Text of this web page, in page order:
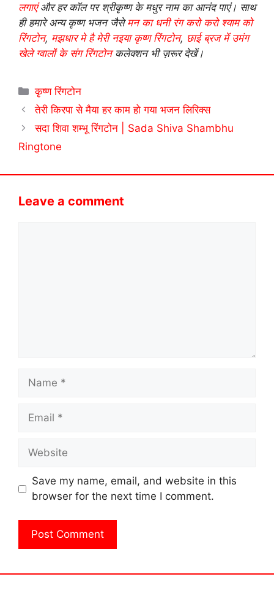
लगाएंऔर हर कॉल पर श्रीकृष्ण के मधुर नाम का आनंद पाएं। साथ
ही हमारे अन्य कृष्ण भजन जैसेमन का धनी रंग करो करो श्याम को
रिंगटोन, मझधार मे है मेरी नइया कृष्ण रिंगटोन, छाई ब्रज में उमंग
खेले ग्वालों के संग रिंगटोनकलेक्शन भी ज़रूर देखें।
Categories
कृष्ण रिंगटोन
तेरी किरपा से मैया हर काम हो गया भजन लिरिक्स
सदा शिवा शम्भू रिंगटोन | Sada Shiva Shambhu
Ringtone
Leave a comment
Name
Email
Website
Save my name, email, and website in this
browser for the next time I comment.